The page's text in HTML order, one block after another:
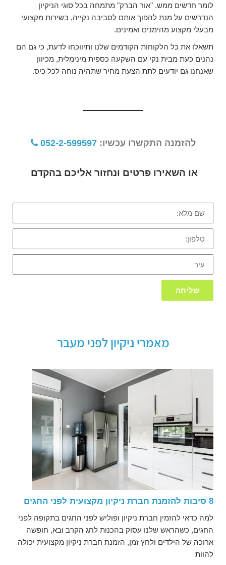
לומר חדשים ממש. "אור הברק" מתמחה בכל סוגי הניקיון
הנדרשים על מנת להפוך אותם לסביבה נקייה, בשירות מקצועי
מבעלי מקצוע מהימנים ואמינים.
תשאלו את כל הלקוחות הקודמים שלנו ותיווכחו לדעת, כי גם הם
נהנים כעת מבית נקי עם השקעה כספית מינימלית, מכיוון
שאנחנו גם יודעים לתת הצעת מחיר שתהיה נוחה לכל כיס.
להזמנה התקשרו עכשיו: 052-2-599597
או השאירו פרטים ונחזור אליכם בהקדם
שם
מלא:
טלפון:
עיר
שליחה
מאמרי ניקיון לפני מעבר
8 סיבות להזמנת חברת ניקיון מקצועית לפני החגים
למה כדאי להזמין חברת ניקיון ופוליש לפני החגים בתקופה לפני
החגים, כשהראש שלנו עסוק בהכנות לחג הקרב ובא, חופשה
ארוכה של הילדים ולחץ זמן, הזמנת חברת ניקיון מקצועית יכולה
להוות